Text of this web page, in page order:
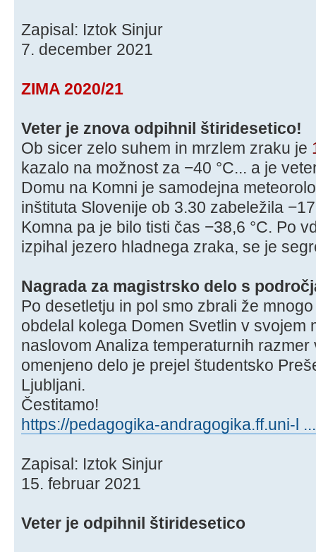
Zapisal: Iztok Sinjur
7. december 2021
ZIMA 2020/21
Veter je znova odpihnil štiridesetico!
Ob sicer zelo suhem in mrzlem zraku je
kazalo na možnost za −40 °C... a je
Domu na Komni je samodejna
inštituta Slovenije ob 3.30 zabeležila
Komna pa je bilo tisti čas −38,6 °C. Po
izpihal jezero hladnega zraka, se je
Nagrada za magistrsko delo s
Po desetletju in pol smo zbrali že
obdelal kolega Domen Svetlin v svojem
naslovom Analiza temperaturnih
omenjeno delo je prejel študentsko
Ljubljani.
Čestitamo!
https://pedagogika-andragogika.ff.uni-l
Zapisal: Iztok Sinjur
15. februar 2021
Veter je odpihnil štiridesetico